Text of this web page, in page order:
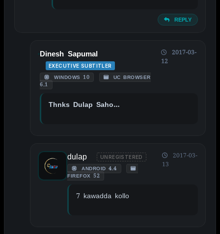
REPLY
Dinesh Sapumal
EXECUTIVE SUBTITLER
WINDOWS 10
UC BROWSER
6.1
2017-03-
12
Thnks Dulap Saho…
dulap UNREGISTERED
ANDROID 4.4
FIREFOX 52
2017-03-
13
7 kawadda kollo